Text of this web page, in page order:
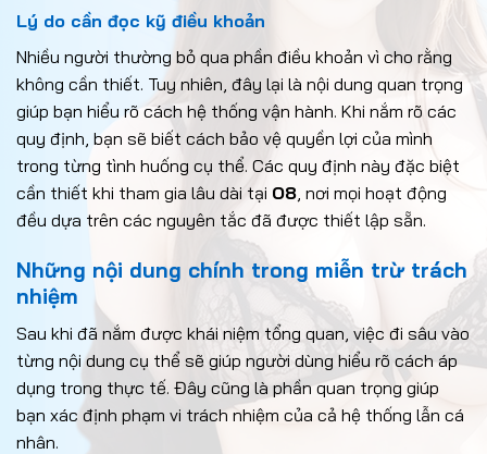
Lý do cần đọc kỹ điều khoản
Nhiều người thường bỏ qua phần điều khoản vì cho rằng
không cần thiết. Tuy nhiên, đây lại là nội dung quan trọng
giúp bạn hiểu rõ cách hệ thống vận hành. Khi nắm rõ các
quy định, bạn sẽ biết cách bảo vệ quyền lợi của mình
trong từng tình huống cụ thể. Các quy định này đặc biệt
cần thiết khi tham gia lâu dài tại O8, nơi mọi hoạt động
đều dựa trên các nguyên tắc đã được thiết lập sẵn.
Những nội dung chính trong miễn trừ trách
nhiệm
Sau khi đã nắm được khái niệm tổng quan, việc đi sâu vào
từng nội dung cụ thể sẽ giúp người dùng hiểu rõ cách áp
dụng trong thực tế. Đây cũng là phần quan trọng giúp
bạn xác định phạm vi trách nhiệm của cả hệ thống lẫn cá
nhân.